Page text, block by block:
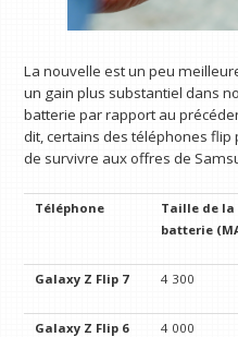
La nouvelle est un peu
un gain plus substantiel dans
batterie par rapport au
dit, certains des téléphones
de survivre aux offres de
Téléphone
Taille de la
batterie
Galaxy Z Flip 7 4 300
Galaxy Z Flip 6 4 000